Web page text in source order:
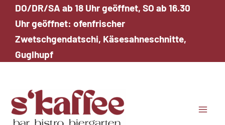
Zum
Inhalt
springen
DO/DR/SA ab 18 Uhr geöffnet, SO ab 16.30
Uhr geöffnet: ofenfrischer
Zwetschgendatschi, Käsesahneschnitte,
Guglhupf